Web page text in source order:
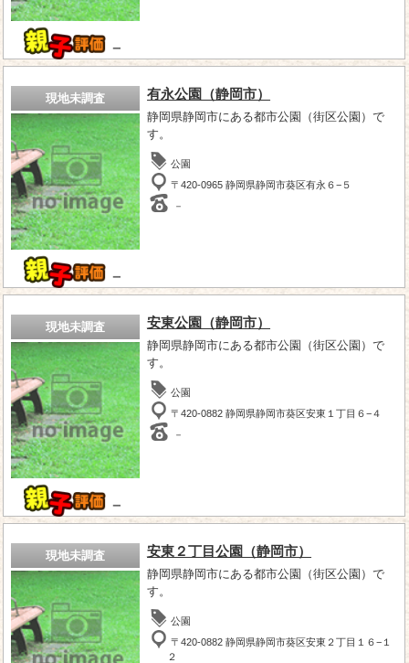
－
現地未調査
－
有永公園（静岡市）
静岡県静岡市にある都市公園（街区公園）で
す。
公園
〒420-0965 静岡県静岡市葵区有永６−５
－
現地未調査
－
安東公園（静岡市）
静岡県静岡市にある都市公園（街区公園）で
す。
公園
〒420-0882 静岡県静岡市葵区安東１丁目６−４
－
現地未調査 安東２丁目公園（静岡市）
静岡県静岡市にある都市公園（街区公園）で
す。
公園
〒420-0882 静岡県静岡市葵区安東２丁目１６−１
２